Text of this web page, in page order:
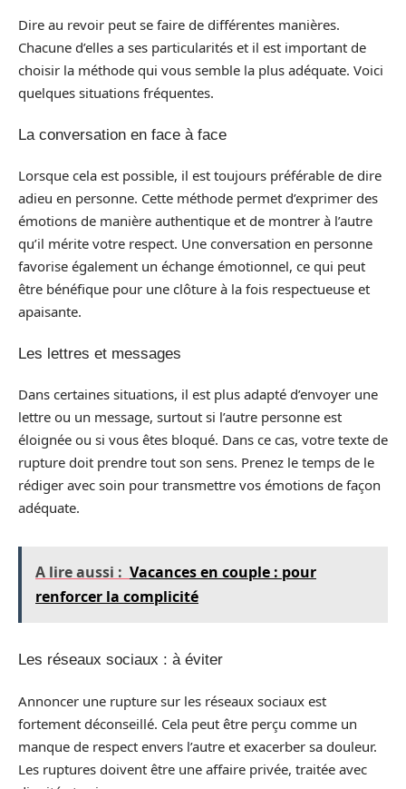
Dire au revoir peut se faire de différentes manières.
Chacune d’elles a ses particularités et il est important de
choisir la méthode qui vous semble la plus adéquate. Voici
quelques situations fréquentes.
La conversation en face à face
Lorsque cela est possible, il est toujours préférable de dire
adieu en personne. Cette méthode permet d’exprimer des
émotions de manière authentique et de montrer à l’autre
qu’il mérite votre respect. Une conversation en personne
favorise également un échange émotionnel, ce qui peut
être bénéfique pour une clôture à la fois respectueuse et
apaisante.
Les lettres et messages
Dans certaines situations, il est plus adapté d’envoyer une
lettre ou un message, surtout si l’autre personne est
éloignée ou si vous êtes bloqué. Dans ce cas, votre texte de
rupture doit prendre tout son sens. Prenez le temps de le
rédiger avec soin pour transmettre vos émotions de façon
adéquate.
A lire aussi : Vacances en couple : pour
renforcer la complicité
Les réseaux sociaux : à éviter
Annoncer une rupture sur les réseaux sociaux est
fortement déconseillé. Cela peut être perçu comme un
manque de respect envers l’autre et exacerber sa douleur.
Les ruptures doivent être une affaire privée, traitée avec